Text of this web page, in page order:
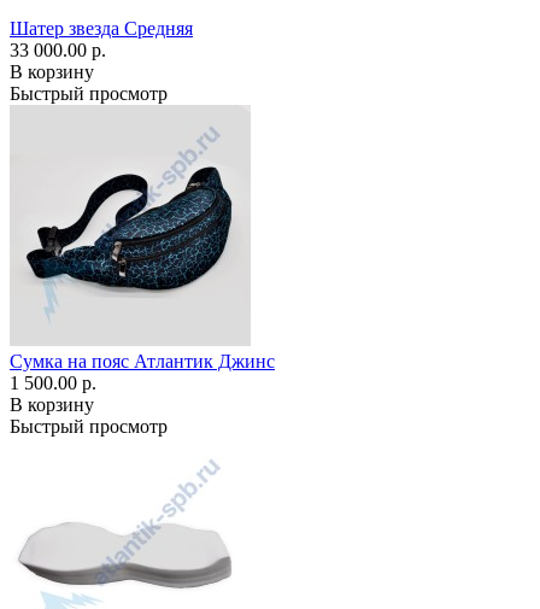
Шатер звезда Средняя
33 000.00 р.
В корзину
Быстрый просмотр
Сумка на пояс Атлантик Джинс
1 500.00 р.
В корзину
Быстрый просмотр